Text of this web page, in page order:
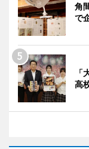
角
で
高